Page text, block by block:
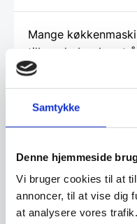
Samtykke
Denne hjemmeside
Vi bruger cookies til at
annoncer, til at vise dig
at analysere vores
Mange
tilbagekøber hvert
fabrikater, som vi
derfor en vurdering
Klik her og få et
Finansiering